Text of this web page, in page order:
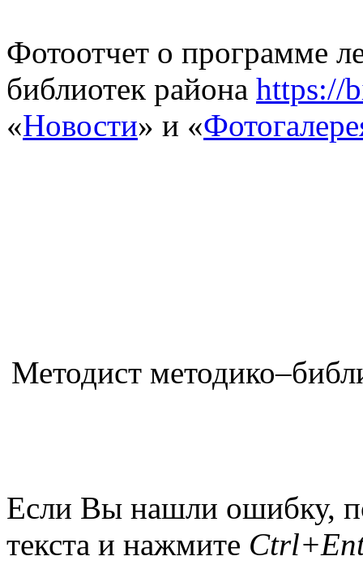
Фотоотчет о программе
библиотек района https://
«Новости» и «
Методист
Если Вы нашли ошибку,
текста и нажмите